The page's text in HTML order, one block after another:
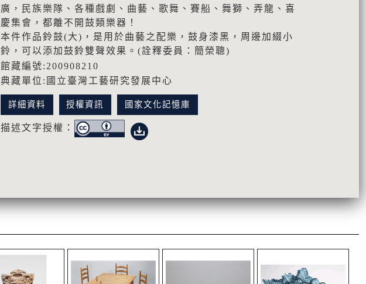
廣，民族樂隊、各種戲劇、曲藝、歌舞、賽船、舞獅、弄龍、喜
慶集會，都離不開鼓類樂器！
本件作品鈴鼓(大)，是用於曲藝之配樂，鼓身漆黑，周邊加綴小
鈴，可以添加鼓鈴雙聲效果。(詮釋委員：簡榮聰)
館藏編號:200908210
典藏單位:國立臺灣工藝研究發展中心
詳細資料 授權資訊 國家文化記憶庫
描述文字授權：